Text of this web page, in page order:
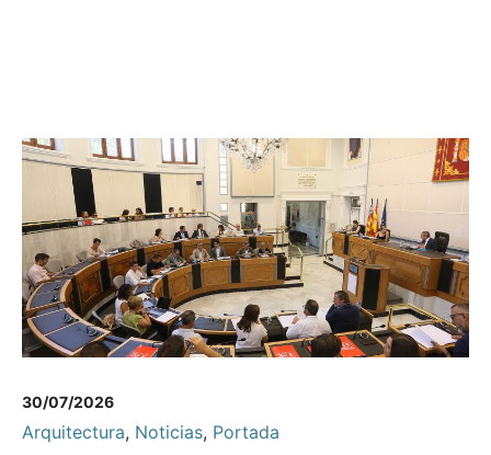
30/07/2026
Arquitectura, Noticias, Portada